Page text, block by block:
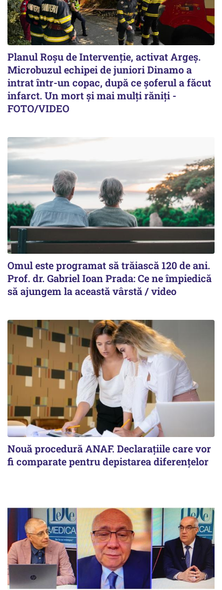
Planul Roşu de Intervenţie, activat Argeş.
Microbuzul echipei de juniori Dinamo a
intrat într-un copac, după ce șoferul a făcut
infarct. Un mort și mai mulți răniți -
FOTO/VIDEO
Omul este programat să trăiască 120 de ani.
Prof. dr. Gabriel Ioan Prada: Ce ne împiedică
să ajungem la această vârstă / video
Nouă procedură ANAF. Declarațiile care vor
fi comparate pentru depistarea diferențelor